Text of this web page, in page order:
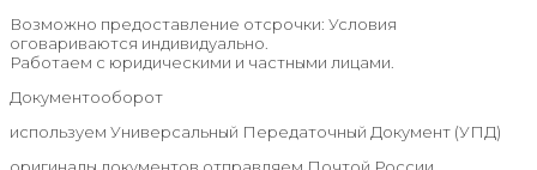
Возможно предоставление отсрочки: Условия
оговариваются индивидуально.
Работаем с юридическими и частными лицами.
Документооборот
используем Универсальный Передаточный Документ (УПД)